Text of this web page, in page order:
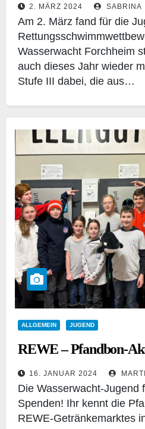
2. MÄRZ 2024 SABRINA
Am 2. März fand für die
Wasserwacht Forchheim
auch dieses Jahr wieder
Stufe III dabei, die aus…
ALLGEMEIN JUGEND
REWE – Pfandbon-
16. JANUAR 2024
Die Wasserwacht-Jugend
Spenden! Ihr kennt die
REWE-Getränkemarktes